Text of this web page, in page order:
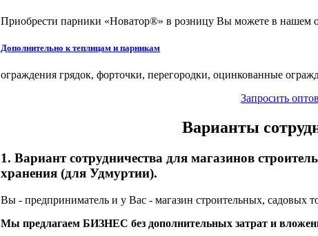
Приобрести парники «Новатор®» в розницу Вы можете в нашем
Дополнительно к теплицам и парникам
ограждения грядок, форточки, перегородки, оцинкованные
Запросить
Варианты
1. Вариант сотрудничества для магазинов
хранения (для Удмуртии).
Вы - предприниматель и у Вас - магазин строительных, садовых
Мы предлагаем БИЗНЕС без дополнительных затрат и